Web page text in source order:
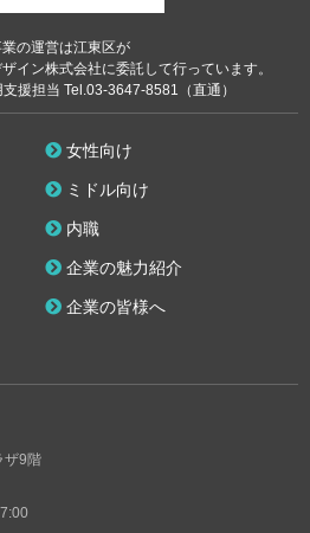
業の運営は江東区が
イン株式会社に委託して行っています。
援担当 Tel.03-3647-8581（直通）
ザ9階
女性向け
ミドル向け
内職
企業の魅力紹介
企業の皆様へ